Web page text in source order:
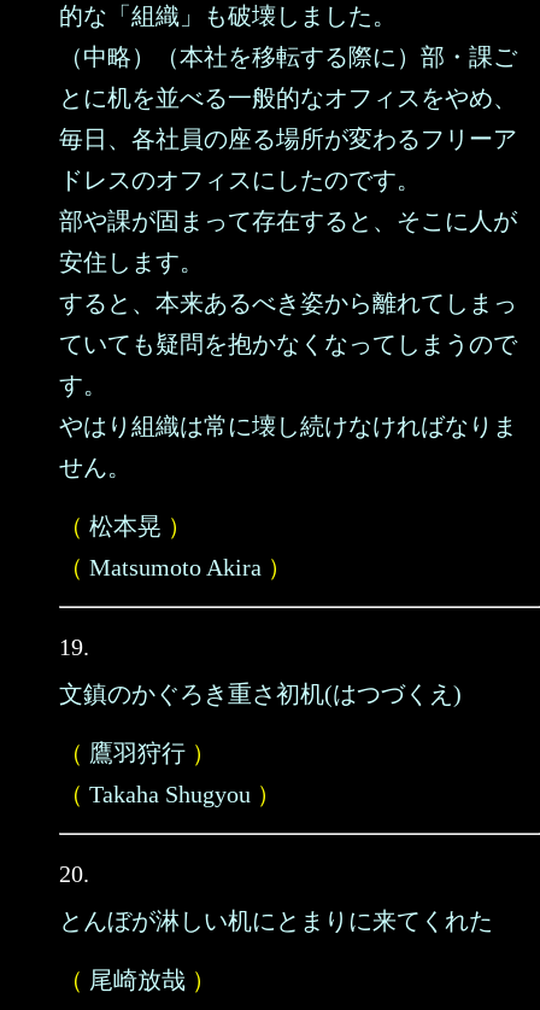
的な「組織」も破壊しました。
（中略）（本社を移転する際に）部・課ご
とに机を並べる一般的なオフィスをやめ、
毎日、各社員の座る場所が変わるフリーア
ドレスのオフィスにしたのです。
部や課が固まって存在すると、そこに人が
安住します。
すると、本来あるべき姿から離れてしまっ
ていても疑問を抱かなくなってしまうので
す。
やはり組織は常に壊し続けなければなりま
せん。
（ 松本晃 ）
（ Matsumoto Akira ）
19.
文鎮のかぐろき重さ初机(はつづくえ)
（ 鷹羽狩行 ）
（ Takaha Shugyou ）
20.
とんぼが淋しい机にとまりに来てくれた
（ 尾崎放哉 ）